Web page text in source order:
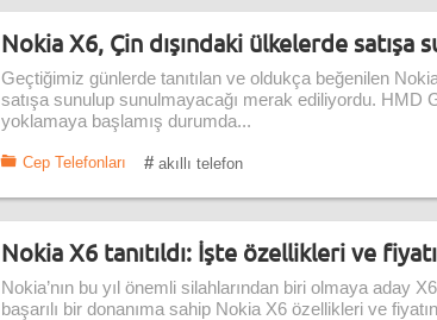
Nokia X6, Çin dışındaki ülkelerde satışa
Geçtiğimiz günlerde tanıtılan ve oldukça beğenilen
satışa sunulup sunulmayacağı merak ediliyordu. HMD
yoklamaya başlamış durumda...
Cep Telefonları # akıllı telefon
Nokia X6 tanıtıldı: İşte özellikleri ve fiyatı
Nokia’nın bu yıl önemli silahlarından biri olmaya aday
başarılı bir donanıma sahip Nokia X6 özellikleri ve